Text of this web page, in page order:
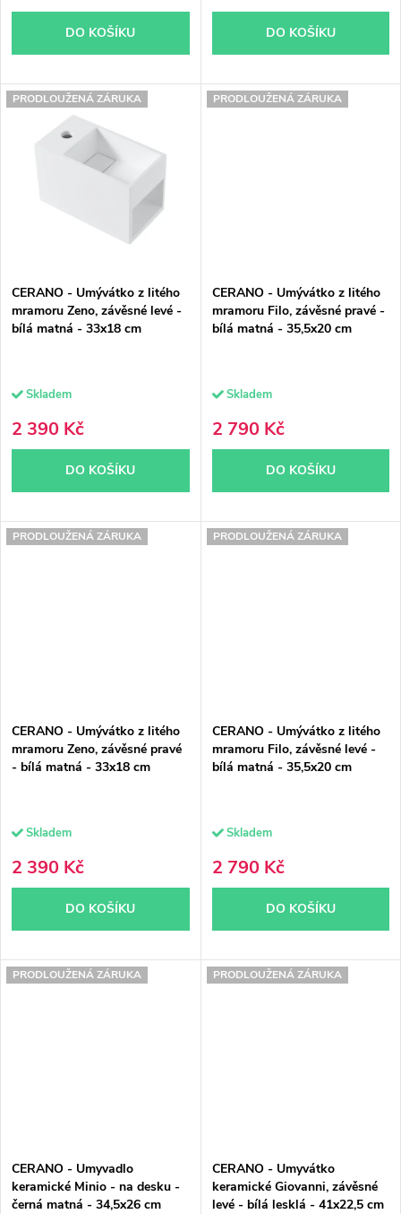
t
ů
k
t
ů
DO KOŠÍKU DO KOŠÍKU
PRODLOUŽENÁ ZÁRUKA
CERANO - Umývátko z litého
mramoru Zeno, závěsné levé -
bílá matná - 33x18 cm
Skladem
2 390 Kč
DO KOŠÍKU
PRODLOUŽENÁ ZÁRUKA
CERANO - Umývátko z litého
mramoru Filo, závěsné pravé -
bílá matná - 35,5x20 cm
Skladem
2 790 Kč
DO KOŠÍKU
PRODLOUŽENÁ ZÁRUKA
CERANO - Umývátko z litého
mramoru Zeno, závěsné pravé
- bílá matná - 33x18 cm
Skladem
2 390 Kč
DO KOŠÍKU
PRODLOUŽENÁ ZÁRUKA
CERANO - Umývátko z litého
mramoru Filo, závěsné levé -
bílá matná - 35,5x20 cm
Skladem
2 790 Kč
DO KOŠÍKU
PRODLOUŽENÁ ZÁRUKA
CERANO - Umyvadlo
keramické Minio - na desku -
černá matná - 34,5x26 cm
PRODLOUŽENÁ ZÁRUKA
CERANO - Umyvátko
keramické Giovanni, závěsné
levé - bílá lesklá - 41x22,5 cm